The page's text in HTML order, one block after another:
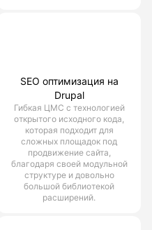
SEO оптимизация на
Drupal
Гибкая ЦМС с технологией
открытого исходного кода,
которая подходит для
сложных площадок под
продвижение сайта,
благодаря своей модульной
структуре и довольно
большой библиотекой
расширений.